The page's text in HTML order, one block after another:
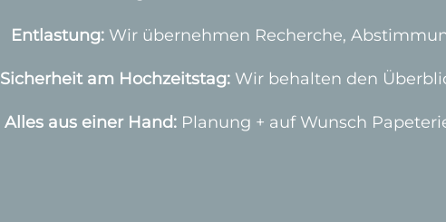
Entlastung: Wir übernehmen Recherche,
Sicherheit am Hochzeitstag: Wir behalten den
Alles aus einer Hand: Planung + auf Wunsch